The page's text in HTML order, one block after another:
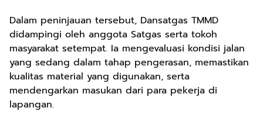
Dalam peninjauan tersebut, Dansatgas TMMD
didampingi oleh anggota Satgas serta tokoh
masyarakat setempat. Ia mengevaluasi kondisi jalan
yang sedang dalam tahap pengerasan, memastikan
kualitas material yang digunakan, serta
mendengarkan masukan dari para pekerja di
lapangan.